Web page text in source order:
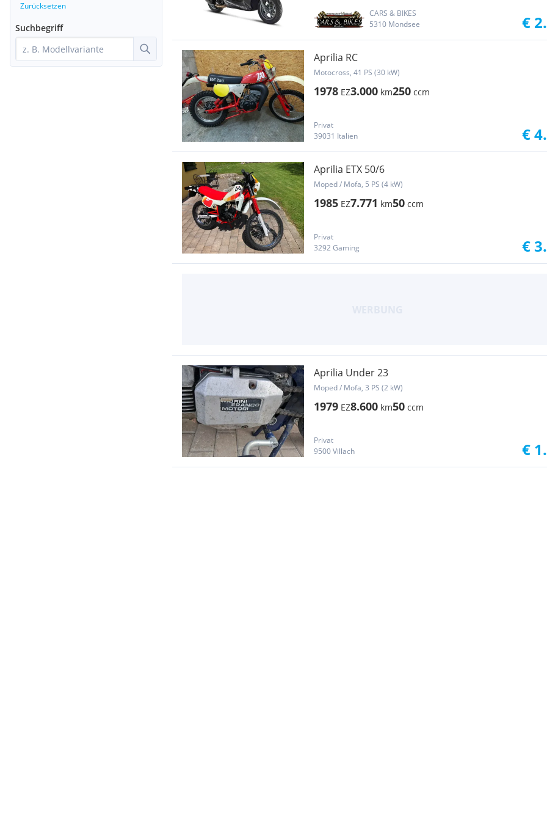
CARS & BIKES
5310 Mondsee
€
Aprilia RC
Motocross, 41 PS (30 kW)
1978 EZ3.000 km250 ccm
Privat
39031 Italien
€
Aprilia ETX 50/6
Moped / Mofa, 5 PS (4 kW)
1985 EZ7.771 km50 ccm
Privat
3292 Gaming
€
Aprilia Under 23
Moped / Mofa, 3 PS (2 kW)
1979 EZ8.600 km50 ccm
Privat
9500 Villach
€
Zurücksetzen
Suchbegriff